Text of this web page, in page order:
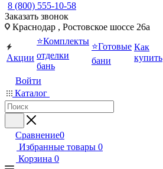
8 (800) 555-10-58
Заказать звонок
Краснодар , Ростовское шоссе 26а
Акции
⭐Комплекты
отделки
бань
⭐Готовые
бани
Как
купить
Войти
Каталог
Сравнение0
Избранные товары 0
Корзина 0